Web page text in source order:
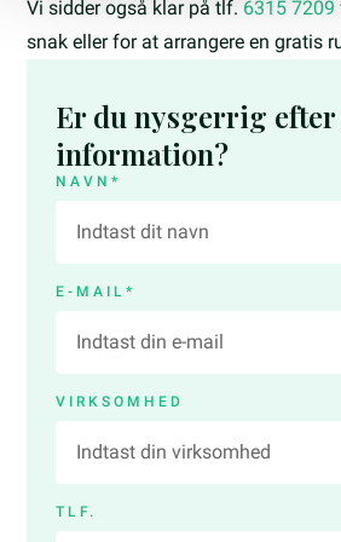
Vi sidder også klar på tlf. 6315 7209
snak eller for at arrangere en gratis
Er du nysgerrig efter
information?
NAVN*
E-MAIL*
VIRKSOMHED
TLF.